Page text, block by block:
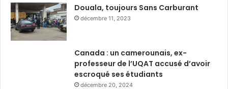
Douala, toujours Sans Carburant
décembre 11, 2023
Canada : un camerounais, ex-
professeur de l’UQAT accusé d’avoir
escroqué ses étudiants
décembre 20, 2024